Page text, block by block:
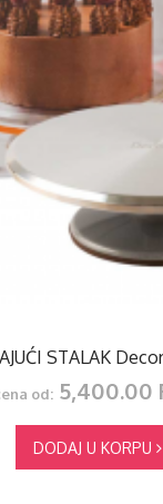
STALAK
od:5,400.00
DODAJ U KORPU